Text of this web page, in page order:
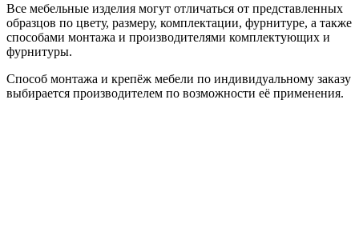
Все мебельные изделия могут отличаться от представленных
образцов по цвету, размеру, комплектации, фурнитуре, а также
способами монтажа и производителями комплектующих и
фурнитуры.
Способ монтажа и крепёж мебели по индивидуальному заказу
выбирается производителем по возможности её применения.